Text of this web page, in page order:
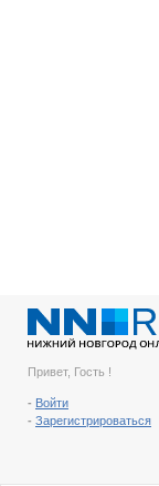
Привет, Гость !
- Войти
- Зарегистрироваться